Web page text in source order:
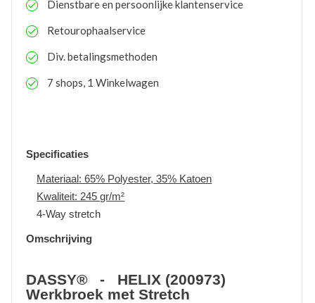
Dienstbare en persoonlijke klantenservice
Retourophaalservice
Div. betalingsmethoden
7 shops, 1 Winkelwagen
Specificaties
Materiaal: 65% Polyester, 35% Katoen
Kwaliteit: 245 gr/m²
4-Way stretch
Omschrijving
DASSY® - HELIX (200973)
Werkbroek met Stretch